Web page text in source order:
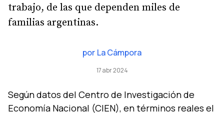
trabajo, de las que dependen miles de
familias argentinas.
por La Cámpora
17 abr 2024
Según datos del Centro de Investigación de
Economía Nacional (CIEN), en términos reales el